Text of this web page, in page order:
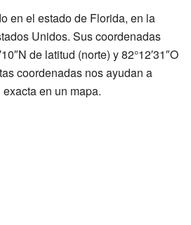
en el estado de Florida, en la
Unidos. Sus coordenadas
de latitud (norte) y 82°12′31″O
coordenadas nos ayudan a
en un mapa.